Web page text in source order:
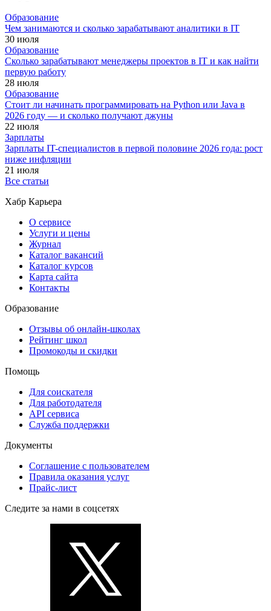
Образование
Чем занимаются и сколько зарабатывают аналитики в IT
30 июля
Образование
Сколько зарабатывают менеджеры проектов в IT и как найти
первую работу
28 июля
Образование
Стоит ли начинать программировать на Python или Java в
2026 году — и сколько получают джуны
22 июля
Зарплаты
Зарплаты IT-специалистов в первой половине 2026 года: рост
ниже инфляции
21 июля
Все статьи
Хабр Карьера
О сервисе
Услуги и цены
Журнал
Каталог вакансий
Каталог курсов
Карта сайта
Контакты
Образование
Отзывы об онлайн-школах
Рейтинг школ
Промокоды и скидки
Помощь
Для соискателя
Для работодателя
API сервиса
Служба поддержки
Документы
Соглашение с пользователем
Правила оказания услуг
Прайс-лист
Следите за нами в соцсетях